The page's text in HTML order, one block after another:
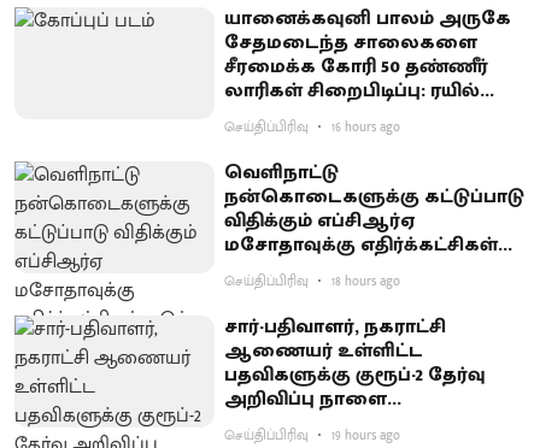
யானைக்கவுனி பாலம் அருகே
சேதமடைந்த சாலைகளை
சீரமைக்க கோரி 50 தண்ணீர்
லாரிகள் சிறைபிடிப்பு: ரயில்வே
குடியிருப்புவாசிகள் போராட்டம்
செய்திப்பிரிவு 16 hours ago
வெளிநாட்டு
நன்கொடைகளுக்கு கட்டுப்பாடு
விதிக்கும் எப்சிஆர்ஏ
மசோதாவுக்கு எதிர்க்கட்சிகள்
கடும் எதிர்ப்பு
செய்திப்பிரிவு 18 hours ago
சார்-பதிவாளர், நகராட்சி
ஆணையர் உள்ளிட்ட
பதவிகளுக்கு குரூப்-2 தேர்வு
அறிவிப்பு நாளை
வெளியாகிறது
செய்திப்பிரிவு 19 hours ago